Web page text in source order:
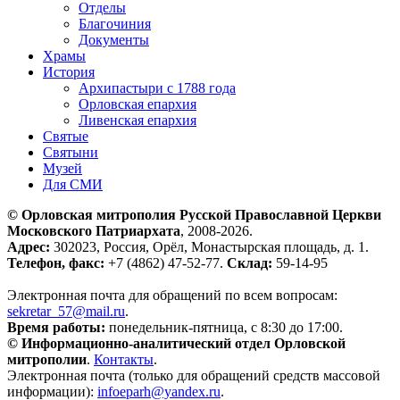
Отделы
Благочиния
Документы
Храмы
История
Архипастыри с 1788 года
Орловская епархия
Ливенская епархия
Святые
Святыни
Музей
Для СМИ
© Орловская митрополия Русской Православной Церкви
Московского Патриархата, 2008-2026.
Адрес: 302023, Россия, Орёл, Монастырская площадь, д. 1.
Телефон, факс: +7 (4862) 47-52-77. Склад: 59-14-95
Электронная почта для обращений по всем вопросам:
sekretar_57@mail.ru.
Время работы: понедельник-пятница, с 8:30 до 17:00.
© Информационно-аналитический отдел Орловской
митрополии. Контакты.
Электронная почта (только для обращений средств массовой
информации): infoeparh@yandex.ru.